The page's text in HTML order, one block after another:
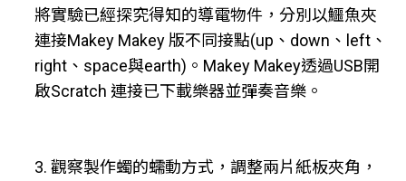
將實驗已經探究得知的導電物件，分別以鱷魚夾
連接Makey Makey 版不同接點(up、down、left、
right、space與earth)。Makey Makey透過USB開
啟Scratch 連接已下載樂器並彈奏音樂。
3. 觀察製作蠋的蠕動方式，調整兩片紙板夾角，